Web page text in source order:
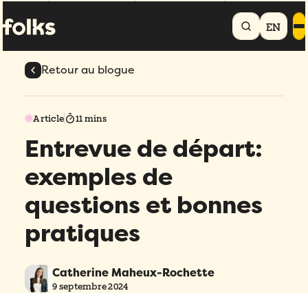
EN
AccueilBlogueEntrevue de départ: exemples de questions et bonnes
Retour au blogue
Article 11 mins
Entrevue de départ:
exemples de
questions et bonnes
pratiques
Catherine Maheux-Rochette
9 septembre 2024